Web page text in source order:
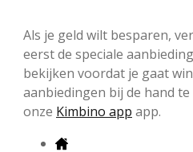
Als je geld wilt besparen,
eerst de speciale
bekijken voordat je gaat
aanbiedingen bij de hand
onze Kimbino app app.